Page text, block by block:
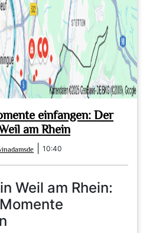
einfangen: Der
am Rhein
erwinadamsde
10:40
Weil am Rhein: